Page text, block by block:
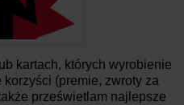
kartach, których wyrobienie
(premie, zwroty za
prześwietlam najlepsze